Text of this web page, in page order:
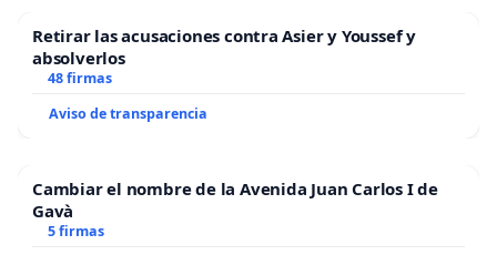
Retirar las acusaciones contra Asier y Youssef y
absolverlos
48 firmas
Aviso de transparencia
Cambiar el nombre de la Avenida Juan Carlos I de
Gavà
5 firmas